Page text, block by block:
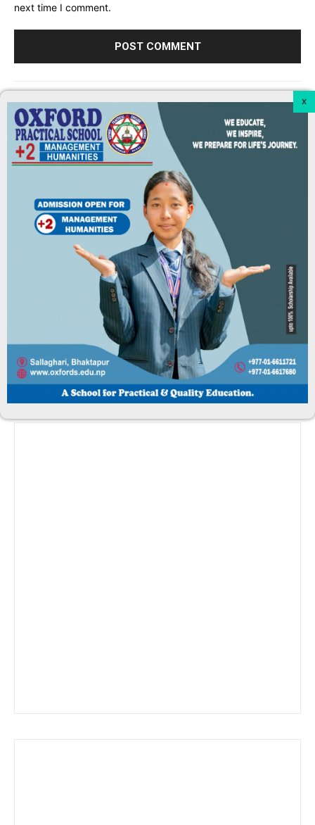
next time I comment.
सम्वन्धित समाचारहरू
खोेज/फिचर
सूर्यविनायकमा साढे २६ करोड बढी बेरुजू
June 7, 2026
भक्तपुर नगरमा अनियमित खर्च बढ्दाे
June 7, 2026
समाचार
भक्तपुरमा करार कर्मचारी, इन्धन, भ्रमण र भत्ता सहित
अनियमितता भएकाे ठहर
June 7, 2026